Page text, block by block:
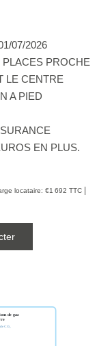
07/2026
PROCHE
LE CENTRE
A PIED
EN PLUS.
locataire: €1 692 TTC |